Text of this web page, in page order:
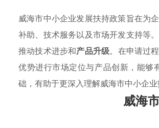
威海市中小企业发展扶持政策旨在为
补助、技术服务以及市场开发支持等
推动技术进步和产品升级。在申请过
优势进行市场定位与产品创新，能够
础，有助于更深入理解威海市中小企
威海